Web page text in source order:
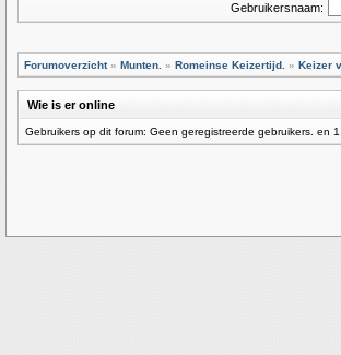
Gebruikersnaam:
Forumoverzicht» Munten. » Romeinse Keizertijd. » Keizer
Wie is er online
Gebruikers op dit forum: Geen geregistreerde gebruikers. en